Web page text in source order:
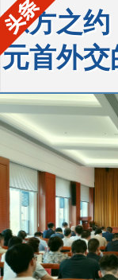
东方之
元首外交
新时代以来，中国举
点纷呈，打造出中